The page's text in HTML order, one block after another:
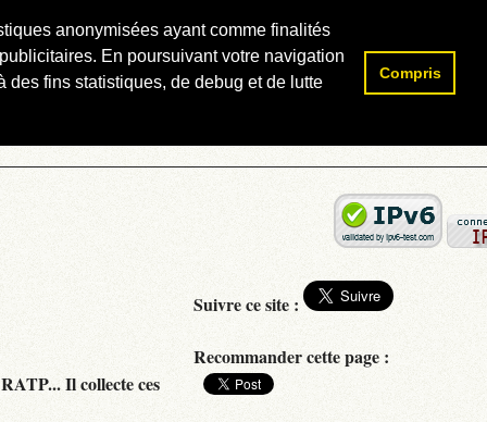
anonymisées ayant comme finalités
En poursuivant votre navigation
des fins statistiques, de debug et de lutte
Compris
Il collecte ces
Rechercher :
Suivre ce site :
Recommander cette page :